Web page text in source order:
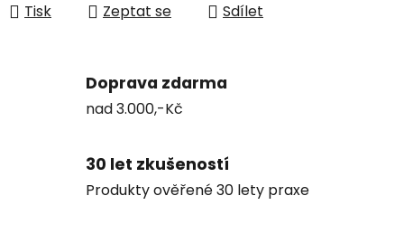
Tisk Zeptat se Sdílet
Doprava zdarma
nad 3.000,-Kč
30 let zkušeností
Produkty ověřené 30 lety praxe